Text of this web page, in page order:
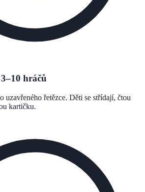
hráčů
uzavřeného řetězce. Děti se střídají, čtou
kartičku.